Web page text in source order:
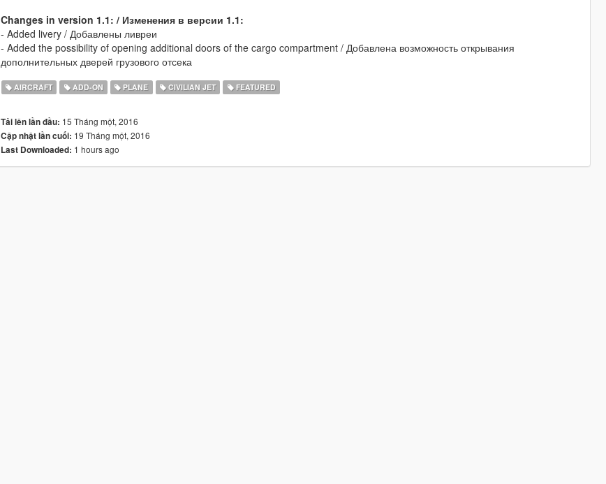
Changes in version 1.1: / Изменения в версии 1.1:
- Added livery / Добавлены ливреи
- Added the possibility of opening additional doors of the cargo compartment / Добавлена возможность открывания
дополнительных дверей грузового отсека
AIRCRAFT ADD-ON PLANE CIVILIAN JET FEATURED
Tải lên lần đầu: 15 Tháng một, 2016
Cập nhật lần cuối: 19 Tháng một, 2016
Last Downloaded: 1 hours ago